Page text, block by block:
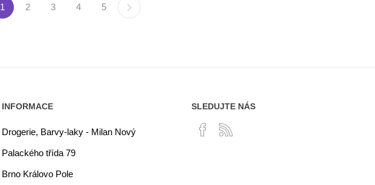
1 2 3 4 5
INFORMACE
Drogerie, Barvy-laky - Milan Nový
Palackého třída 79
Brno Královo Pole
SLEDUJTE NÁS